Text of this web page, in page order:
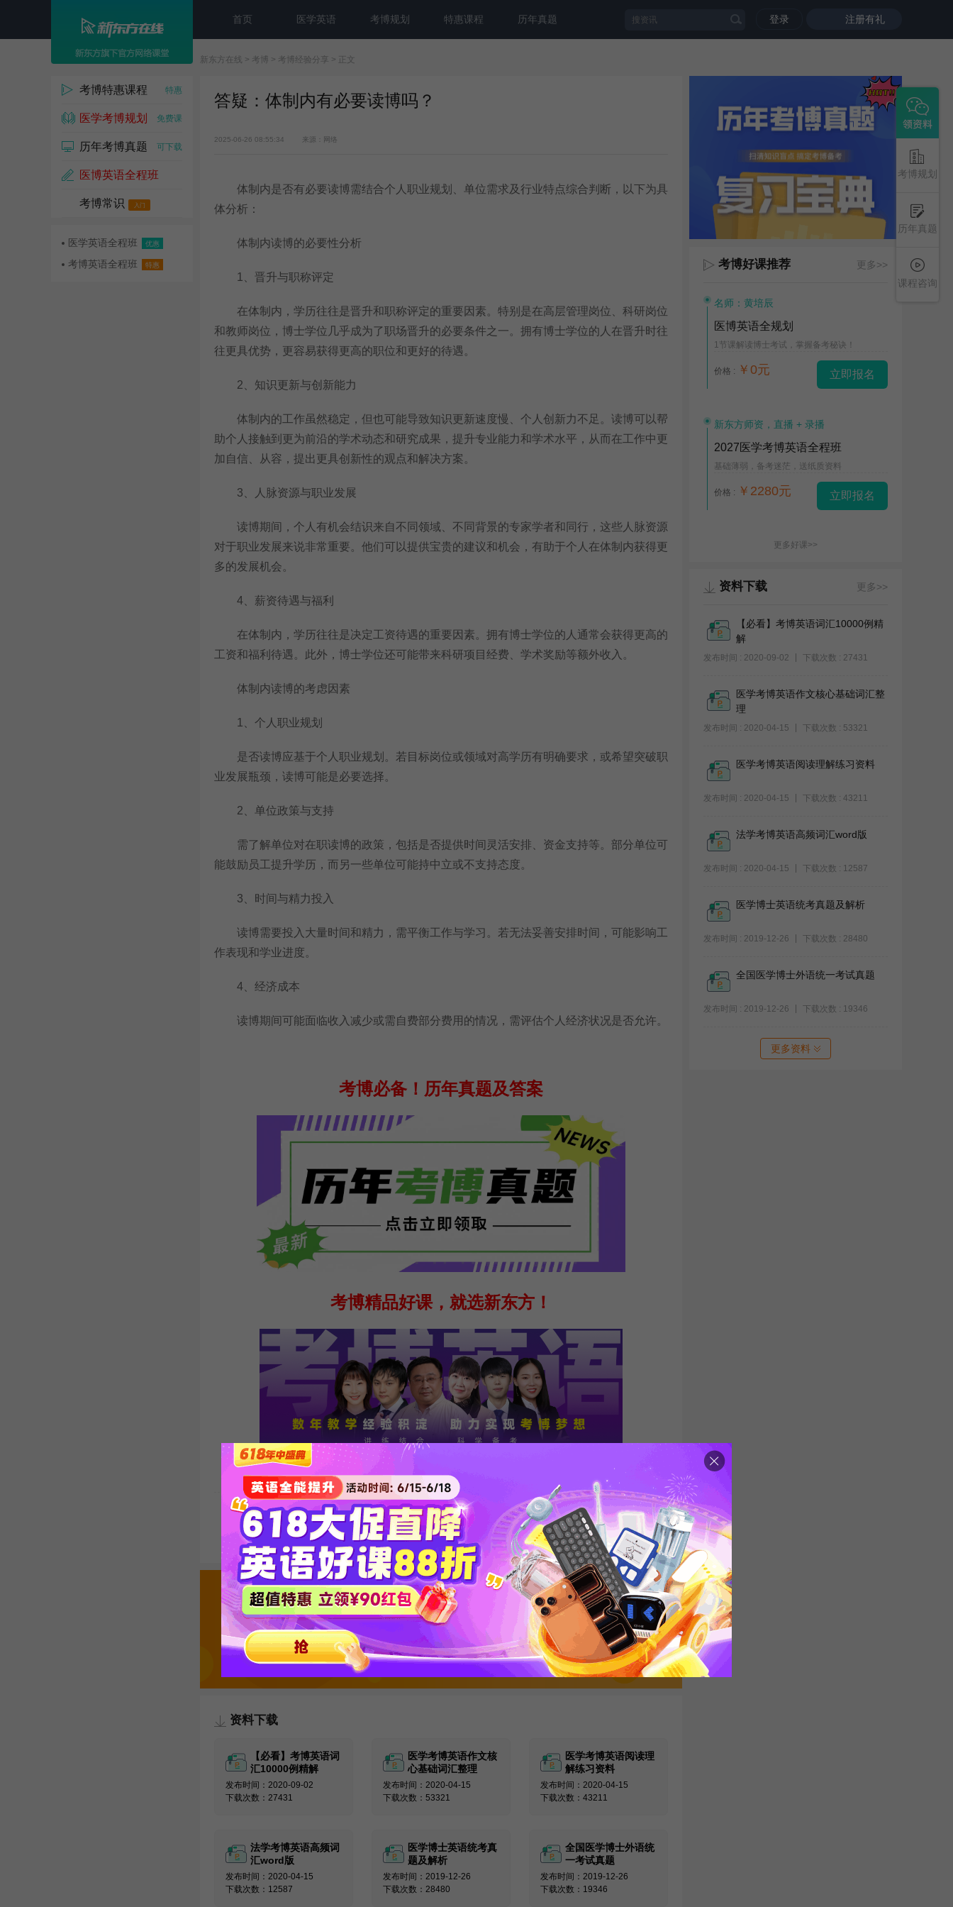
首页 医学英语 考博规划 特惠课程 历年真题 登录 注册有礼
新东方在线 > 考博 > 考博经验分享 > 正文
考博特惠课程 特惠
医学考博规划 免费课
历年考博真题 可下载
医博英语全程班
考博常识 入门
医学英语全程班 优惠
考博英语全程班 特惠
答疑：体制内有必要读博吗？
2025-06-26 08:55:34 来源：网络
体制内是否有必要读博需结合个人职业规划、单位需求及行业特点综合判断，以下为具
体分析：
体制内读博的必要性分析
1、晋升与职称评定
在体制内，学历往往是晋升和职称评定的重要因素。特别是在高层管理岗位、科研岗位
和教师岗位，博士学位几乎成为了职场晋升的必要条件之一。拥有博士学位的人在晋升时往
往更具优势，更容易获得更高的职位和更好的待遇。
2、知识更新与创新能力
体制内的工作虽然稳定，但也可能导致知识更新速度慢、个人创新力不足。读博可以帮
助个人接触到更为前沿的学术动态和研究成果，提升专业能力和学术水平，从而在工作中更
加自信、从容，提出更具创新性的观点和解决方案。
3、人脉资源与职业发展
读博期间，个人有机会结识来自不同领域、不同背景的专家学者和同行，这些人脉资源
对于职业发展来说非常重要。他们可以提供宝贵的建议和机会，有助于个人在体制内获得更
多的发展机会。
4、薪资待遇与福利
在体制内，学历往往是决定工资待遇的重要因素。拥有博士学位的人通常会获得更高的
工资和福利待遇。此外，博士学位还可能带来科研项目经费、学术奖励等额外收入。
体制内读博的考虑因素
1、个人职业规划
是否读博应基于个人职业规划。若目标岗位或领域对高学历有明确要求，或希望突破职
业发展瓶颈，读博可能是必要选择。
2、单位政策与支持
需了解单位对在职读博的政策，包括是否提供时间灵活安排、资金支持等。部分单位可
能鼓励员工提升学历，而另一些单位可能持中立或不支持态度。
3、时间与精力投入
读博需要投入大量时间和精力，需平衡工作与学习。若无法妥善安排时间，可能影响工
作表现和学业进度。
4、经济成本
读博期间可能面临收入减少或需自费部分费用的情况，需评估个人经济状况是否允许。
考博必备！ 历年真题及答案
考博精品好课，就选新东方！
本文关键字:2025考博
声明：如本网转载稿涉及版权等问题，请作者致信lulei@xdfzx.com，我们将及时处理。
关注新东方在线服务号
回复【考博真题】领取备考必看真题集
资料下载
【必看】考博英语词
汇10000例精解
发布时间：2020-09-02
下载次数：27431
医学考博英语作文核
心基础词汇整理
发布时间：2020-04-15
下载次数：53321
医学考博英语阅读理
解练习资料
发布时间：2020-04-15
下载次数：43211
法学考博英语高频词
汇word版
发布时间：2020-04-15
下载次数：12587
医学博士英语统考真
题及解析
发布时间：2019-12-26
下载次数：28480
全国医学博士外语统
一考试真题
发布时间：2019-12-26
下载次数：19346
考博规划
历年真题
课程咨询
考博好课推荐 更多>>
名师：黄培辰
医博英语全规划
1节课解读博士考试，掌握备考秘诀！
价格 : ￥0元 立即报名
新东方师资，直播 + 录播
2027医学考博英语全程班
基础薄弱，备考迷茫，送纸质资料
价格 : ￥2280元 立即报名
更多好课>>
资料下载 更多>>
【必看】考博英语词汇10000例精
解
发布时间 : 2020-09-02 下载次数 : 27431
医学考博英语作文核心基础词汇整
理
发布时间 : 2020-04-15 下载次数 : 53321
医学考博英语阅读理解练习资料
发布时间 : 2020-04-15 下载次数 : 43211
法学考博英语高频词汇word版
发布时间 : 2020-04-15 下载次数 : 12587
医学博士英语统考真题及解析
发布时间 : 2019-12-26 下载次数 : 28480
全国医学博士外语统一考试真题
发布时间 : 2019-12-26 下载次数 : 19346
更多资料